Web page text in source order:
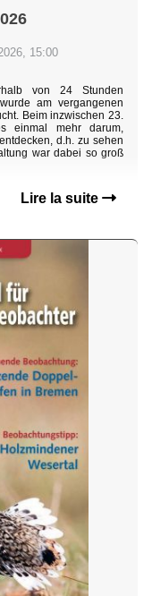
15:00
von 24 Stunden
am vergangenen
Beim inzwischen 23.
einmal mehr darum,
d.h. zu sehen
war dabei so groß
Lire la suite